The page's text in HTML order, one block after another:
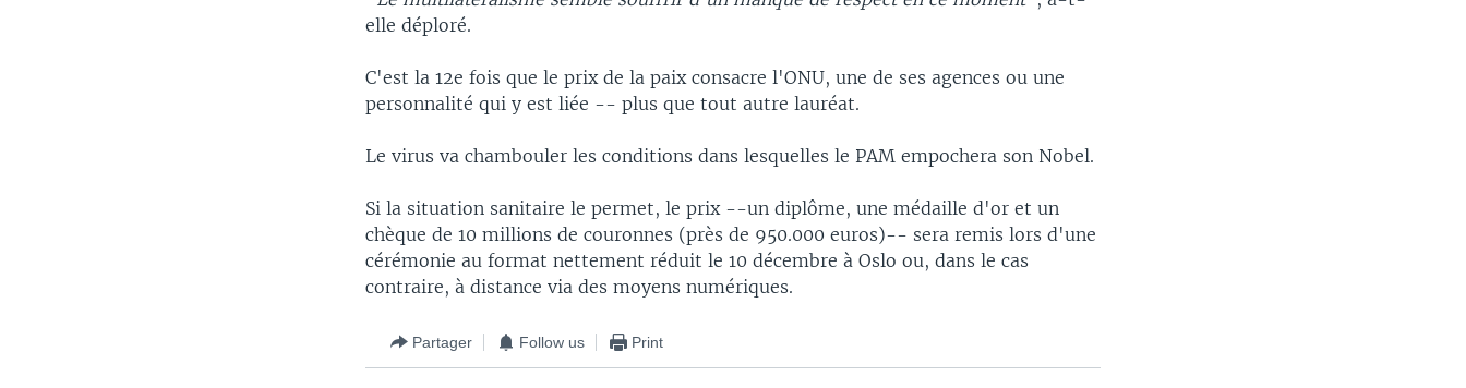
elle déploré.
C'est la 12e fois que le prix de la paix consacre l'ONU, une de ses agences ou une
personnalité qui y est liée -- plus que tout autre lauréat.
Le virus va chambouler les conditions dans lesquelles le PAM empochera son Nobel.
Si la situation sanitaire le permet, le prix --un diplôme, une médaille d'or et un
chèque de 10 millions de couronnes (près de 950.000 euros)-- sera remis lors d'une
cérémonie au format nettement réduit le 10 décembre à Oslo ou, dans le cas
contraire, à distance via des moyens numériques.
Partager Follow us Print